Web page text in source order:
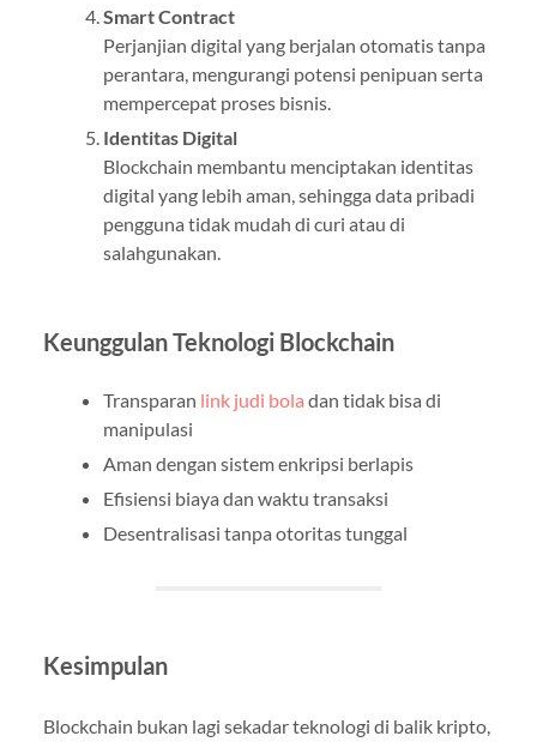
Smart Contract
Perjanjian digital yang berjalan otomatis tanpa
perantara, mengurangi potensi penipuan serta
mempercepat proses bisnis.
Identitas Digital
Blockchain membantu menciptakan identitas
digital yang lebih aman, sehingga data pribadi
pengguna tidak mudah di curi atau di
salahgunakan.
Keunggulan Teknologi Blockchain
Transparan link judi bola dan tidak bisa di
manipulasi
Aman dengan sistem enkripsi berlapis
Efisiensi biaya dan waktu transaksi
Desentralisasi tanpa otoritas tunggal
Kesimpulan
Blockchain bukan lagi sekadar teknologi di balik kripto,